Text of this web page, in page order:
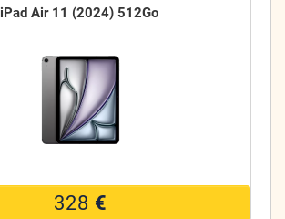
iPad Air 11 (2024) 512Go
328 €